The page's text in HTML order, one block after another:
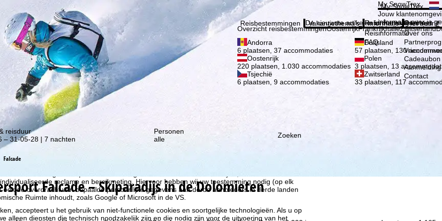
gebruiken we cookies om gebruiksinformatie te verzamelen, die wij, TravelTrex GmbH,
reclame en bereikmeting. Hiervoor hebben wij uw toestemming nodig (op elk
ook de overdracht van bepaalde persoonlijke gegevens aan derde aanbieders in derde landen
Ruimte inhoudt, zoals Google of Microsoft in de VS.
accepteert u het gebruik van niet-functionele cookies en soortgelijke technologieën. Als u op
alleen diensten die technisch noodzakelijk zijn en die nodig zijn voor de uitvoering van het
van onze kortingsacties!
My SnowTrex
My SnowTrex
Jouw
informatie over je
Reisbestemmingen
Overzicht reisbestemmingenOostenrijkFrankrijkItaliëZwitserland
Andorra
6 plaatsen, 37 accommodaties
Duitsland
57 plaatsen, 130
Oostenrijk
220 plaatsen, 1.030 accommodaties
Polen
3 plaatsen, 13
Tsjechië
6 plaatsen, 9 accommodaties
Zwitserland
33 plaatsen, 117
Vakantiethema's
De nieuwste artikelen in ons magazine
Informatie
Reisinformatie
Reisinformatie
FAQ
Het bedrijf
Over ons
Over ons
Cadeaubon
Contact
reisduur
– 31-05-28 | 7 nachten
Personen
alle
Zoeken
Falcade
Falcade – Skiparadijs in de Dolomieten